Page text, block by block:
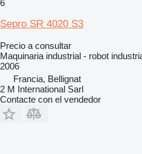
6
Sepro SR 4020 S3
Precio a consultar
Maquinaria industrial - robot
2006
Francia, Bellignat
2 M International Sarl
Contacte con el vendedor